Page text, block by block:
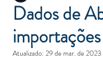
Dados de
Atualizado: 29 de mar. de 2023